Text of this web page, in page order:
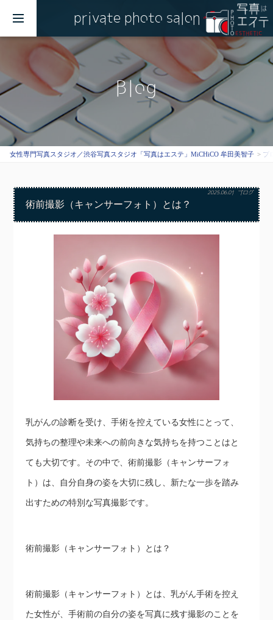
private photo salon
Blog
女性専門写真スタジオ／渋谷写真スタジオ「写真はエステ」MiCHiCO 牟田美智子 ブ
2025.06.01 ブログ
術前撮影（キャンサーフォト）とは？
乳がんの診断を受け、手術を控えている女性にとって、
気持ちの整理や未来への前向きな気持ちを持つことはと
ても大切です。その中で、術前撮影（キャンサーフォ
ト）は、自分自身の姿を大切に残し、新たな一歩を踏み
出すための特別な写真撮影です。
術前撮影（キャンサーフォト）とは？
術前撮影（キャンサーフォト）とは、乳がん手術を控え
た女性が、手術前の自分の姿を写真に残す撮影のことを